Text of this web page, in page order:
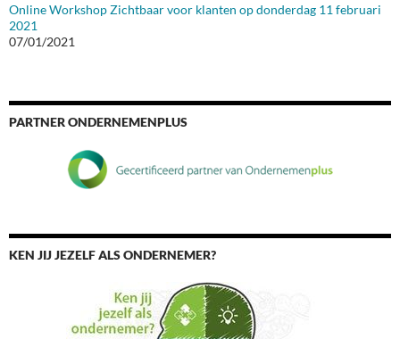
Online Workshop Zichtbaar voor klanten op donderdag 11 februari
2021
07/01/2021
PARTNER ONDERNEMENPLUS
KEN JIJ JEZELF ALS ONDERNEMER?